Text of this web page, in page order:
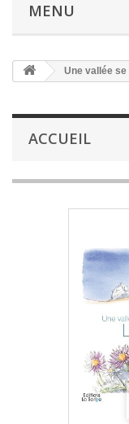
MENU
Une vallée
ACCUEIL